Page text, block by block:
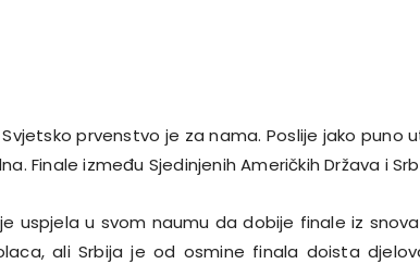
Svjetsko prvenstvo je za nama. Poslije jako puno
Finale između Sjedinjenih Američkih Država i
uspjela u svom naumu da dobije finale iz
ali Srbija je od osmine finala doista